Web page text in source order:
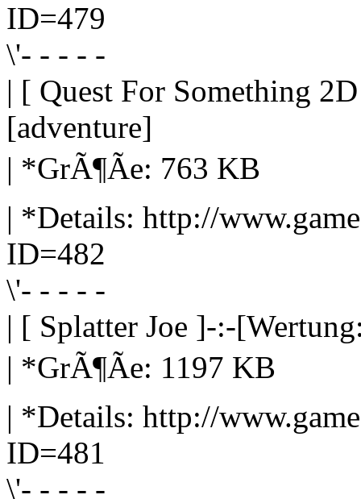
ID=479
\'- - - - -
| [ Quest For Something
[adventure]
| *GrÃ¶Ãe: 763 KB
| *Details: http://
ID=482
\'- - - - -
| [ Splatter Joe ]-:-
| *GrÃ¶Ãe: 1197 KB
| *Details: http://
ID=481
\'- - - - -